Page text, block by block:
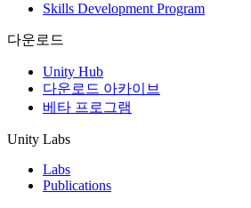
Skills Development Program
다운로드
Unity Hub
다운로드 아카이브
베타 프로그램
Unity Labs
Labs
Publications